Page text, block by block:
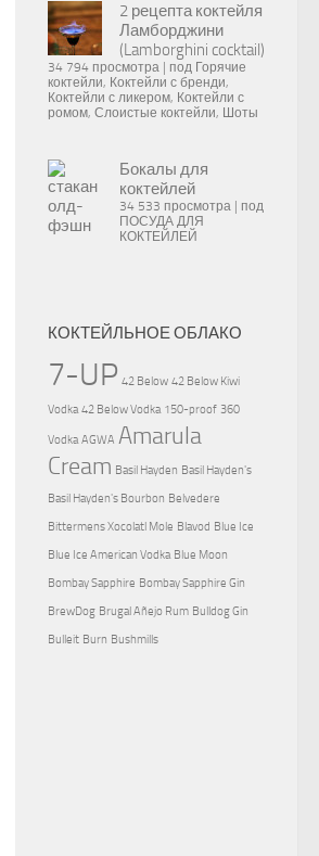
2 рецепта коктейля
Ламборджини
(Lamborghini cocktail)
34 794 просмотра под Горячие
коктейли, Коктейли с бренди,
Коктейли с ликером, Коктейли с
ромом, Слоистые коктейли, Шоты
Бокалы для
коктейлей
34 533 просмотра
под
ПОСУДА ДЛЯ
КОКТЕЙЛЕЙ
КОКТЕЙЛЬНОЕ ОБЛАКО
7-UP 42 Below 42 Below Kiwi
Vodka 42 Below Vodka 150-proof 360
Vodka AGWA Amarula
Cream Basil Hayden Basil Hayden's
Basil Hayden's Bourbon Belvedere
Bittermens Xocolatl Mole Blavod Blue Ice
Blue Ice American Vodka Blue Moon
Bombay Sapphire Bombay Sapphire Gin
BrewDog Brugal Añejo Rum Bulldog Gin
Bulleit Burn Bushmills